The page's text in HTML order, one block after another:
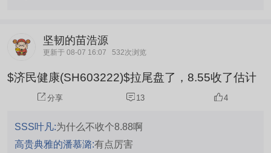
坚韧的苗浩源
更新于 08-07 16:07 532次浏览
$济民健康(SH603222)$拉尾盘了，8.55收了估计
分享 13 4
SSS叶凡:为什么不收个8.88啊
高贵典雅的潘慕潞:有点厉害